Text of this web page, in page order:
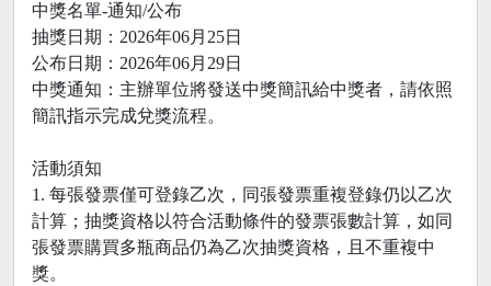
中獎名單-通知/公布
抽獎日期：2026年06月25日
公布日期：2026年06月29日
中獎通知：主辦單位將發送中獎簡訊給中獎者，請依照
簡訊指示完成兌獎流程。
活動須知
1. 每張發票僅可登錄乙次，同張發票重複登錄仍以乙次
計算；抽獎資格以符合活動條件的發票張數計算，如同
張發票購買多瓶商品仍為乙次抽獎資格，且不重複中
獎。